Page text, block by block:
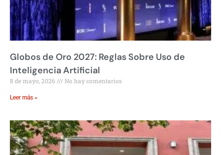
Globos de Oro 2027: Reglas Sobre Uso de
Inteligencia Artificial
8 de mayo, 2026 No hay comentarios
Leer más »